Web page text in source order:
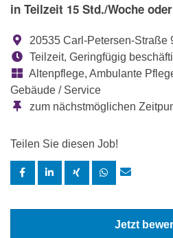
in Teilzeit 15 Std./Woche
20535 Carl-Petersen-Straße
Teilzeit, Geringfügig
Altenpflege, Ambulante
Gebäude / Service
zum nächstmöglichen
Teilen Sie diesen Job!
Jetzt